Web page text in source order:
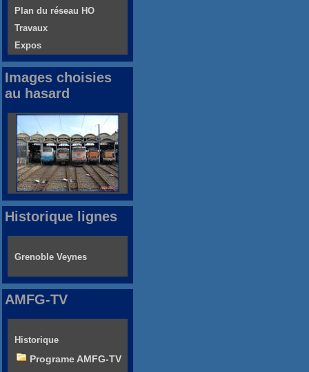
Plan du réseau HO
Travaux
Expos
Images choisies
au hasard
Historique lignes
Grenoble Veynes
AMFG-TV
Historique
Programe AMFG-TV